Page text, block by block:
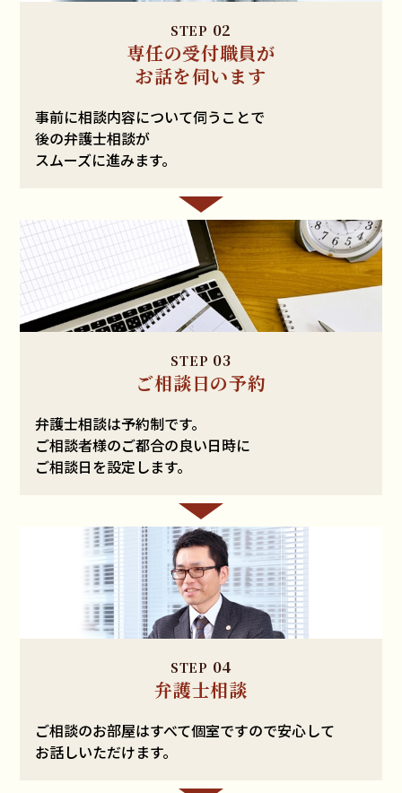
STEP 02
専任の受付職員が
お話を伺います
事前に相談内容について伺うことで
後の弁護士相談が
スムーズに進みます。
STEP 03
ご相談日の予約
弁護士相談は予約制です。
ご相談者様のご都合の良い日時に
ご相談日を設定します。
STEP 04
弁護士相談
ご相談のお部屋はすべて個室ですので安心して
お話しいただけます。